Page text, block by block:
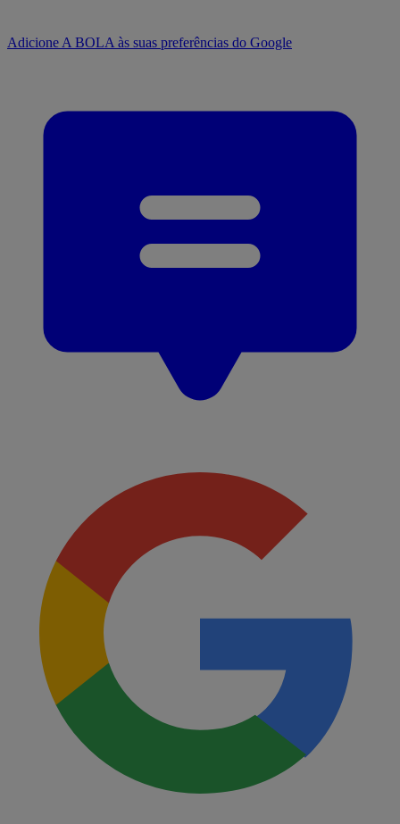
Adicione A BOLA às suas preferências do Google